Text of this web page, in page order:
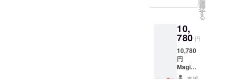
もござ
いま
送料込
の価格
となり
ます。
選
択
す
る
10,
780 円
10,780
円
MagicS
witchB